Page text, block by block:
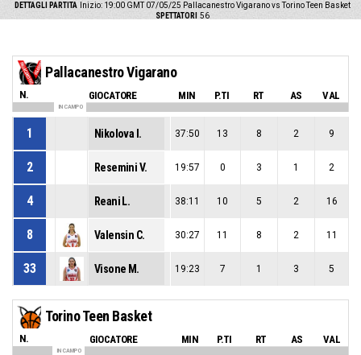
DETTAGLI PARTITA
Inizio: 19:00 GMT 07/05/25 Pallacanestro Vigarano vs Torino Teen Basket
SPETTATORI
56
Pallacanestro Vigarano
N. GIOCATORE MIN P.TI RT AS VAL
IN CAMPO
1 Nikolova I. 37:50 13 8 2 9
2 Resemini V. 19:57 0 3 1 2
4 Reani L. 38:11 10 5 2 16
8 Valensin C. 30:27 11 8 2 11
33 Visone M. 19:23 7 1 3 5
Torino Teen Basket
N. GIOCATORE MIN P.TI RT AS VAL
IN CAMPO